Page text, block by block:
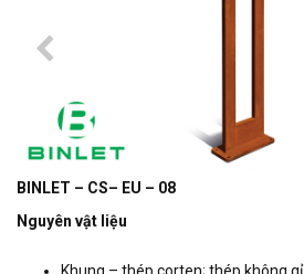
BINLET – CS– EU – 08
Nguyên vật liệu